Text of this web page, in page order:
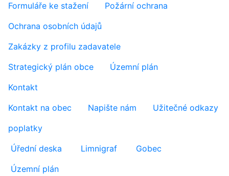
Formuláře ke stažení
Požární ochrana
Ochrana osobních údajů
Zakázky z profilu zadavatele
Strategický plán obce
Územní plán
Kontakt
Kontakt na obec
Napište nám
Užitečné odkazy
poplatky
Úřední deska
Limnigraf
Gobec
Územní plán